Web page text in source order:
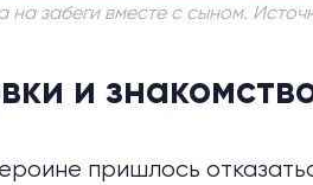
на забеги вместе с сыном.
и
пришлось